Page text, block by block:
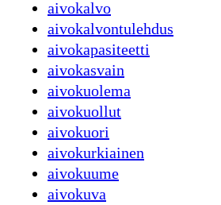
aivokalvo
aivokalvontulehdus
aivokapasiteetti
aivokasvain
aivokuolema
aivokuollut
aivokuori
aivokurkiainen
aivokuume
aivokuva